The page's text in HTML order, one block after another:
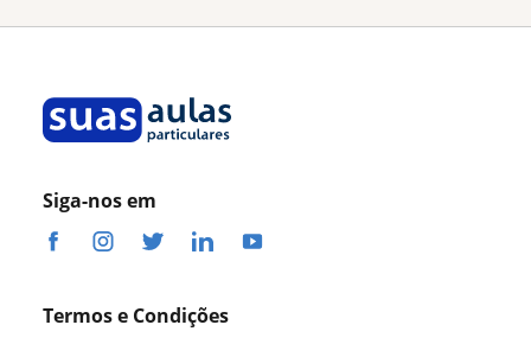
Siga-nos em
Termos e Condições